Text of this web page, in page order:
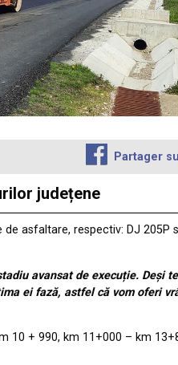
Partager
județene
asfaltare, respectiv: DJ
avansat de execuție. Deși
ei fază, astfel că vom oferi
+ 990, km 11+000 – km